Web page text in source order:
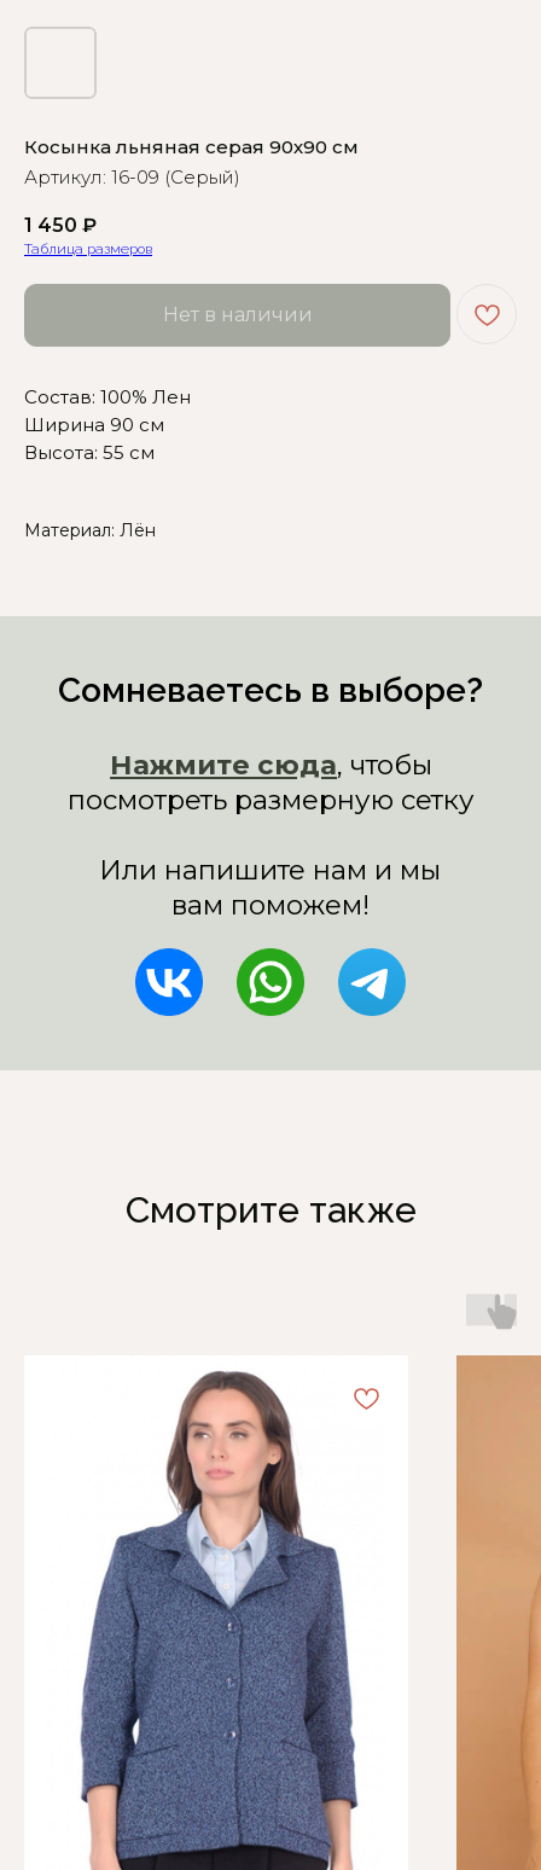
Косынка льняная серая 90х90 см
Артикул: 16-09 (Серый)
1 450 ₽
Таблица размеров
Нет в наличии
Состав: 100% Лен
Ширина 90 см
Высота: 55 см
Материал: Лён
Сомневаетесь в выборе?
Нажмите сюда, чтобы
вам поможем!
Смотрите также
Информация
Контакты
Женская одежда Отзывы
+7 (495) 767-73-75
Блог
г. Москва, ул. Сретенка, д. 27/5
О компании
7677375@dikona.ru
Аксессуары
Обмен и возврат
ПН-СБ с 10:00 до 20:00
Белая Лилия
Оплата и доставка
Распродажа
Подарочные карты